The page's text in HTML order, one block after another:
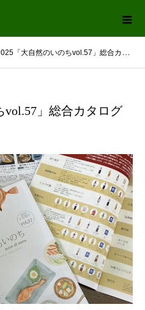
「大自然のいのちvol.57」総合カタログ発刊のお知らせ
vol.57」総合カタログ